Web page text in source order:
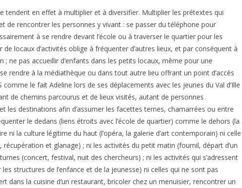
tendent en effet à multiplier et à diversifier. Multiplier les prétextes qui
de rencontrer les personnes y vivant : se passer du téléphone pour
à se rendre devant l’école ou à traverser le quartier pour les
locaux d’activités oblige à fréquenter d’autres lieux, et par conséquent à
ne pas accueillir d’enfants dans les petits locaux, même pour une
rendre à la médiathèque ou dans tout autre lieu offrant un point d’accès
comme le fait Adeline lors de ses déplacements avec les jeunes du Val d’Ille
de chemins parcourus et de lieux visités, autant de personnes
les destinations afin d’assumer les facettes ternes, chamarrées ou entre
le dedans (liens étroits avec l’école de quartier) comme le dehors (la
ni la culture légitime du haut (l’opéra, la galerie d’art contemporain) ni celle
et glanage) ; ni les activités du petit matin (fournil, départ d’un
(concert, festival, nuit des chercheurs) ; ni les activités qui s’adressent
structures de l’enfance et de la jeunesse) ni celles qui ne sont pas
dans la cuisine d’un restaurant, bricoler chez un menuisier, rencontrer un